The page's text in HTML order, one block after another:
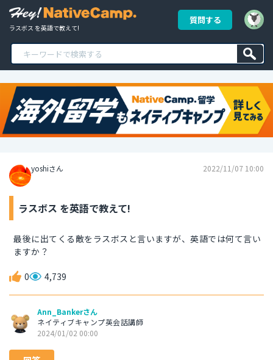
ラスボス を英語で教えて!
質問する
yoshiさん 2022/11/07 10:00
ラスボス を英語で教えて!
最後に出てくる敵をラスボスと言いますが、英語では何て言い
ますか？
0 4,739
Ann_Bankerさん
ネイティブキャンプ英会話講師
2024/01/02 00:00